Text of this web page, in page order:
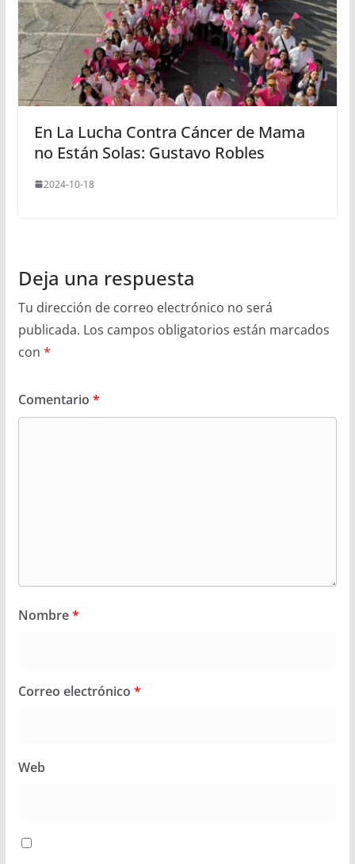
En La Lucha Contra Cáncer de Mama
no Están Solas: Gustavo Robles
2024-10-18
Deja una respuesta
Tu dirección de correo electrónico no será
publicada. Los campos obligatorios están marcados
con *
Comentario *
Nombre*
Correo electrónico *
Web